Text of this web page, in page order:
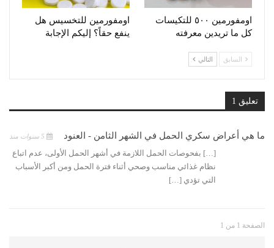
اومفورمين ٥٠٠ للتكيسات
كل ما تريدين معرفته
اومفورمين للتخسيس هل
ينفع حقاً؟ إليكم الإجابة
السابق التالي
تعليق 1
ما هي أعراض سكري الحمل في الشهر الثامن - العنود
[…] بفحوصات الحمل اللازمة في أشهر الحمل الأولى، عدم اتباع
نظام غذائي مناسب وصحي أثناء فترة الحمل ومن أكبر الأسباب
التي تؤدي […]
الصفحة 1 من 1